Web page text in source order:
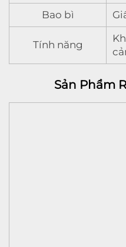
Bao bì
Tính năng
Sản Phẩm